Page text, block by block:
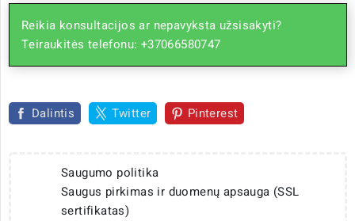
Reikia konsultacijos ar nepavyksta užsisakyti?
Teiraukitės telefonu: +37066580747
Dalintis Twitter Pinterest
Saugumo politika
Saugus pirkimas ir duomenų apsauga (SSL
sertifikatas)